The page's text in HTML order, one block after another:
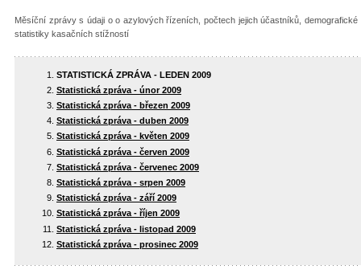
Měsíční zprávy s údaji o o azylových řízeních, počtech jejich účastníků,
statistiky kasačních stížností
STATISTICKÁ ZPRÁVA - LEDEN 2009
Statistická zpráva - únor 2009
Statistická zpráva - březen 2009
Statistická zpráva - duben 2009
Statistická zpráva - květen 2009
Statistická zpráva - červen 2009
Statistická zpráva - červenec 2009
Statistická zpráva - srpen 2009
Statistická zpráva - září 2009
Statistická zpráva - říjen 2009
Statistická zpráva - listopad 2009
Statistická zpráva - prosinec 2009